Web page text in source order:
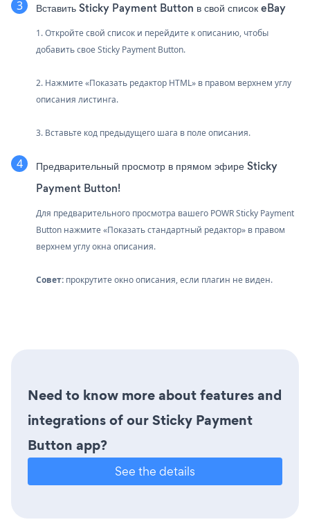
Вставить Sticky Payment Button в свой список eBay
1. Откройте свой список и перейдите к описанию, чтобы
добавить свое Sticky Payment Button.
2. Нажмите «Показать редактор HTML» в правом верхнем углу
описания листинга.
3. Вставьте код предыдущего шага в поле описания.
Предварительный просмотр в прямом эфире Sticky
Payment Button!
Для предварительного просмотра вашего POWR Sticky Payment
Button нажмите «Показать стандартный редактор» в правом
верхнем углу окна описания.
Совет: прокрутите окно описания, если плагин не виден.
Need to know more about features and
integrations of our Sticky Payment
Button app?
See the details